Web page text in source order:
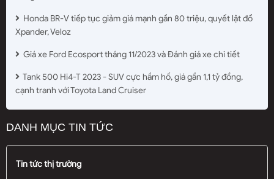
Honda BR-V tiếp tục giảm giá mạnh gần 80 triệu, quyết lật đổ
Xpander, Veloz
Giá xe Ford Ecosport tháng 11/2023 và Đánh giá xe chi tiết
Tank 500 Hi4-T 2023 - SUV cực hầm hố, giá gần 1,1 tỷ đồng,
cạnh tranh với Toyota Land Cruiser
DANH MỤC TIN TỨC
Tin tức thị trường